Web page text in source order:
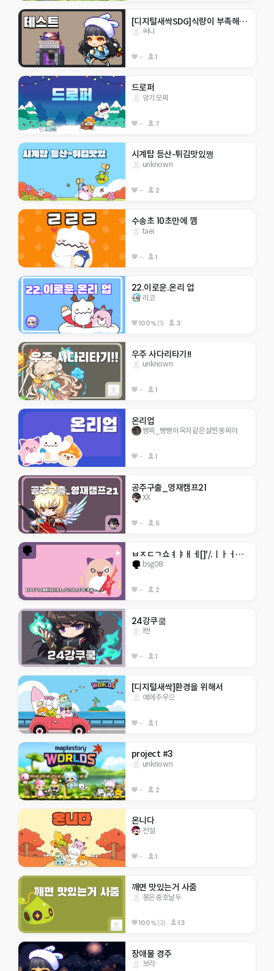
[디지털새싹SDG]식량이 부족해! 금호초
써니
-- 1
드로퍼
앙기모찌
-- 7
시계탑 등산-튀김맛있쪙
unknown
-- 2
수송초 10초만에 깸
taei
-- 1
22.이로운.온리 업
리코
100%(1) 3
우주 사다리타기!!
unknown
-- 1
온리업
빵찌_빵빵아옥지같은살찐뚱찌야
-- 1
공주구출_영재캠프21
XX
-- 5
ㅂㅈㄷㄱ쇼ㅕㅑㅐㅔ[]'/.ㅣㅏㅓㅗㅎㄹㅇㄴㅁㅋㅌㅊ퓨ㅜㅡ,./
bsg08
-- 2
24강쿠쿸
1번
-- 1
[디지털새싹]환경을 위해서
예에주우으
-- 1
project #3
unknown
-- 2
온니다
전설
-- 1
깨면 맛있는거 사줌
봉은중호날두
100%(3) 13
장애물 경주
보라